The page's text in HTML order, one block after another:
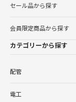
セール品から探す
会員限定商品から探す
カテゴリーから探す
配管
電工